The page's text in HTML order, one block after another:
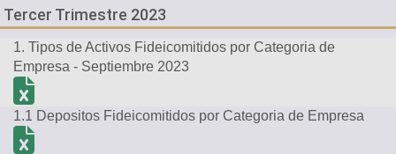
Tercer Trimestre 2023
1. Tipos de Activos Fideicomitidos por Categoria de
Empresa - Septiembre 2023
1.1 Depositos Fideicomitidos por Categoria de Empresa